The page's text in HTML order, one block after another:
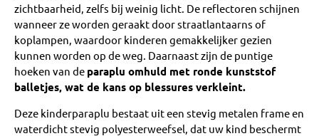
zichtbaarheid, zelfs bij weinig licht. De reflectoren schijnen
wanneer ze worden geraakt door straatlantaarns of
koplampen, waardoor kinderen gemakkelijker gezien
kunnen worden op de weg. Daarnaast zijn de puntige
hoeken van de paraplu omhuld met ronde kunststof
balletjes, wat de kans op blessures verkleint.
Deze kinderparaplu bestaat uit een stevig metalen frame en
waterdicht stevig polyesterweefsel, dat uw kind beschermt